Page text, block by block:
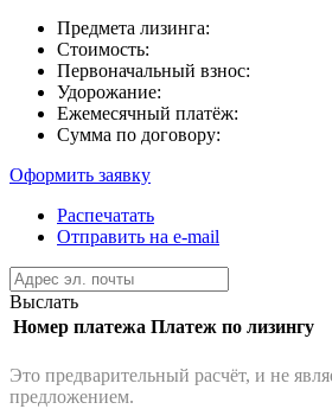
Предмета лизинга:
Стоимость:
Первоначальный взнос:
Удорожание:
Ежемесячный платёж:
Сумма по договору:
Оформить заявку
Распечатать
Отправить на e-mail
Выслать
Номер платежа Платеж по лизингу
Это предварительный расчёт, и не
предложением.